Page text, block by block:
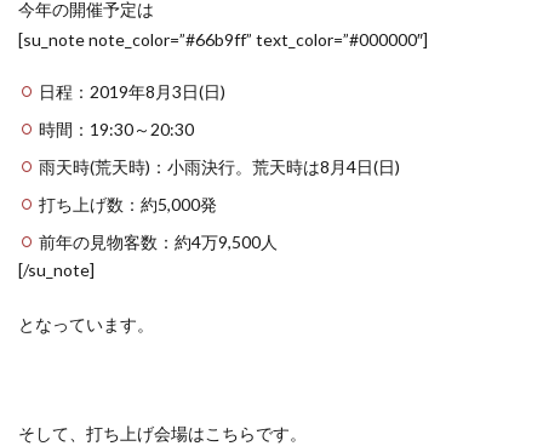
今年の開催予定は
[su_note note_color=”#66b9ff” text_color=”#000000″]
日程：2019年8月3日(日)
時間：19:30～20:30
雨天時(荒天時)：小雨決行。荒天時は8月4日(日)
打ち上げ数：約5,000発
前年の見物客数：約4万9,500人
[/su_note]
となっています。
そして、打ち上げ会場はこちらです。